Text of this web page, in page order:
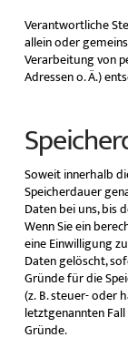
Verantwortliche
allein oder
Verarbeitung von
Adressen o. Ä.)
Soweit innerhalb
Speicherdauer
Daten bei uns, bis
Wenn Sie ein
eine Einwilligung
Daten gelöscht,
Gründe für die
(z. B. steuer- oder
letztgenannten
Gründe.